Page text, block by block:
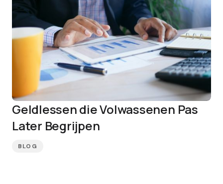
Geldlessen die Volwassenen Pas
Later Begrijpen
BLOG